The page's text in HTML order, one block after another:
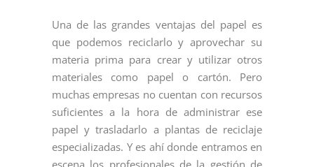
Una de las grandes ventajas del papel es
que podemos reciclarlo y aprovechar su
materia prima para crear y utilizar otros
materiales como papel o cartón. Pero
muchas empresas no cuentan con recursos
suficientes a la hora de administrar ese
papel y trasladarlo a plantas de reciclaje
especializadas. Y es ahí donde entramos en
escena los profesionales de la gestión de